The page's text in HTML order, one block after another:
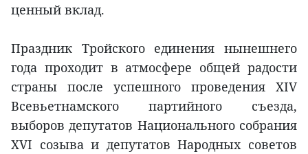
ценный вклад.
Праздник Тройского единения нынешнего
года проходит в атмосфере общей радости
страны после успешного проведения XIV
Всевьетнамского партийного съезда,
выборов депутатов Национального собрания
XVI созыва и депутатов Народных советов